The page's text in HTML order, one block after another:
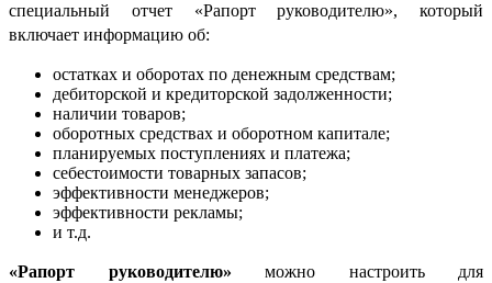
специальный отчет «Рапорт руководителю», который
включает информацию об:
остатках и оборотах по денежным средствам;
дебиторской и кредиторской задолженности;
наличии товаров;
оборотных средствах и оборотном капитале;
планируемых поступлениях и платежа;
себестоимости товарных запасов;
эффективности менеджеров;
эффективности рекламы;
и т.д.
«Рапорт руководителю» можно настроить для